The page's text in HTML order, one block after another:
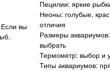
Если вы
Пецилии: яркие
Неоны: голубые,
отличия
Размеры
выбрать
Термометр: выбор и
Типы аквариумов: